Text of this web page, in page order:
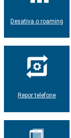
Desativa o roaming
Repor telefone